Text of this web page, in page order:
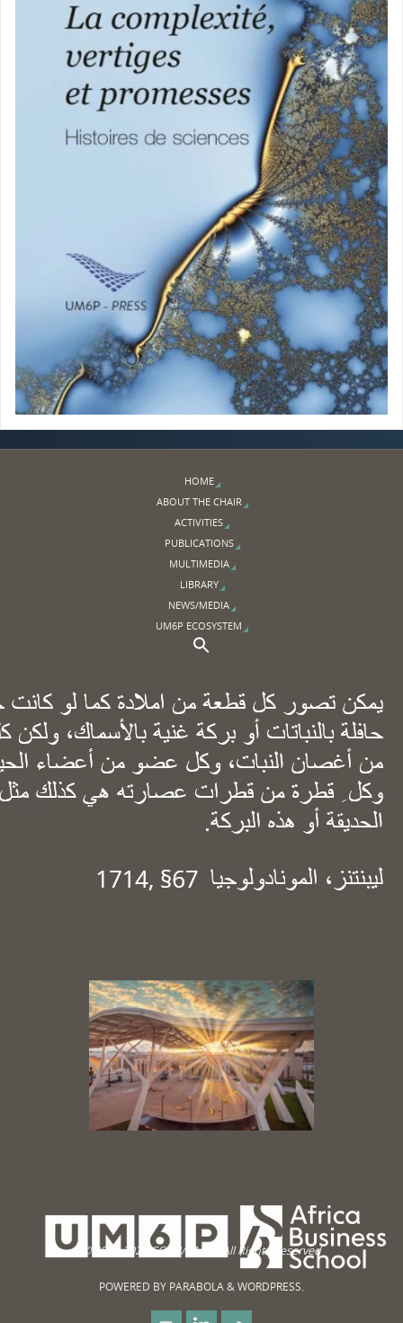
HOME
ABOUT THE CHAIR
ACTIVITIES
PUBLICATIONS
MULTIMEDIA
LIBRARY
NEWS/MEDIA
UM6P ECOSYSTEM
Search for:
Search Button
© 2023-2026 CC∞H/UM6P. All Rights Reserved
POWERED BY PARABOLA&WORDPRESS.